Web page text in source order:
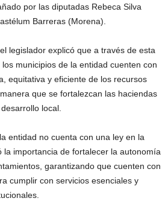
por las diputadas Rebeca Silva
Barreras (Morena).
legislador explicó que a través de esta
municipios de la entidad cuenten con
equitativa y eficiente de los recursos
que se fortalezcan las haciendas
local.
entidad no cuenta con una ley en la
la importancia de fortalecer la autonomía
garantizando que cuenten con
cumplir con servicios esenciales y